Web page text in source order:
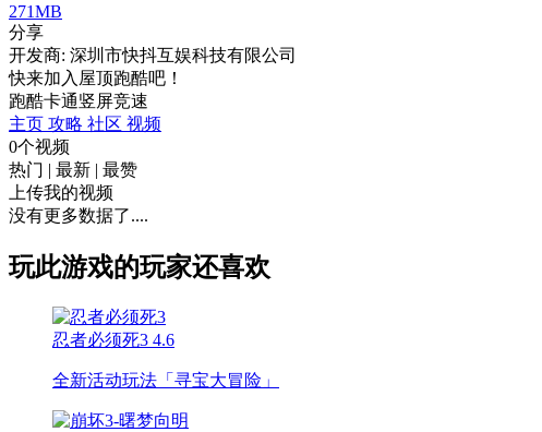
271MB
分享
开发商: 深圳市快抖互娱科技有限公司
快来加入屋顶跑酷吧！
跑酷卡通竖屏竞速
主页 攻略 社区 视频
0个视频
热门 | 最新 | 最赞
上传我的视频
没有更多数据了....
玩此游戏的玩家还喜欢
忍者必须死3 4.6
全新活动玩法「寻宝大冒险」